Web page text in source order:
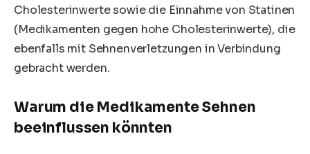
Cholesterinwerte sowie die Einnahme von Statinen
(Medikamenten gegen hohe Cholesterinwerte), die
ebenfalls mit Sehnenverletzungen in Verbindung
gebracht werden.
Warum die Medikamente Sehnen
beeinflussen könnten